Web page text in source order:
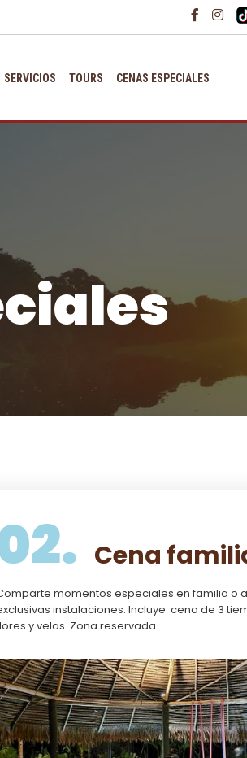
SERVICIOS TOURS CENAS ESPECIALES
Cena
momentos especiales en familia o
instalaciones. Incluye: cena de 3
y velas. Zona reservada